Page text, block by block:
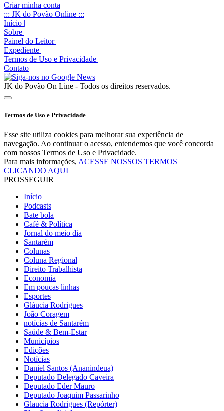
Criar minha conta
::: JK do Povão Online :::
Início |
Sobre |
Painel do Leitor |
Expediente |
Termos de Uso e Privacidade |
Contato
JK do Povão On Line - Todos os direitos reservados.
Termos de Uso e Privacidade
Esse site utiliza cookies para melhorar sua experiência de
navegação. Ao continuar o acesso, entendemos que você concorda
com nossos Termos de Uso e Privacidade.
Para mais informações, ACESSE NOSSOS TERMOS
CLICANDO AQUI
PROSSEGUIR
Início
Podcasts
Bate bola
Café & Política
Jornal do meio dia
Santarém
Colunas
Coluna Regional
Direito Trabalhista
Economia
Em poucas linhas
Esportes
Gláucia Rodrigues
João Coragem
notícias de Santarém
Saúde & Bem-Estar
Municípios
Edições
Notícias
Daniel Santos (Ananindeua)
Deputado Delegado Caveira
Deputado Eder Mauro
Deputado Joaquim Passarinho
Glaucia Rodrigues (Repórter)